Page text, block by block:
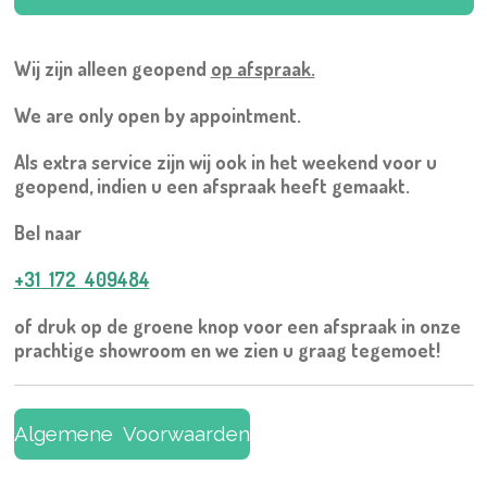
Wij zijn alleen geopend op afspraak.
We are only open by appointment.
Als extra service zijn wij ook in het weekend voor u
geopend, indien u een afspraak heeft gemaakt.
Bel naar
+31 172 409484
of druk op de groene knop voor een afspraak in onze
prachtige showroom en we zien u graag tegemoet!
Algemene Voorwaarden